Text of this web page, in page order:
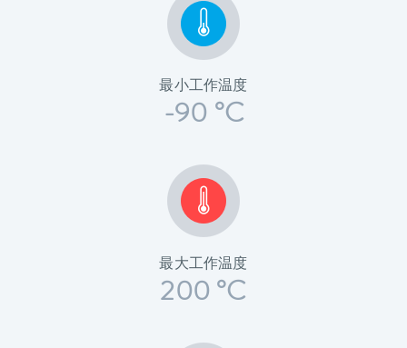
最小工作温度
-90 °C
最大工作温度
200 °C